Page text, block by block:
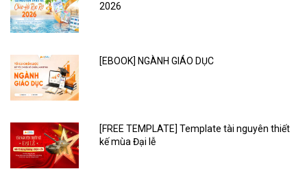
2026
[EBOOK] NGÀNH GIÁO DỤC
[FREE TEMPLATE] Template tài nguyên thiết
kế mùa Đại lễ